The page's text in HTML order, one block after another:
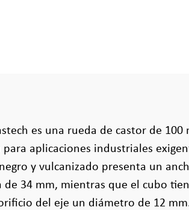
es una rueda de castor de
para aplicaciones industriales
y vulcanizado presenta un
de 34 mm, mientras que el cubo
del eje un diámetro de 12